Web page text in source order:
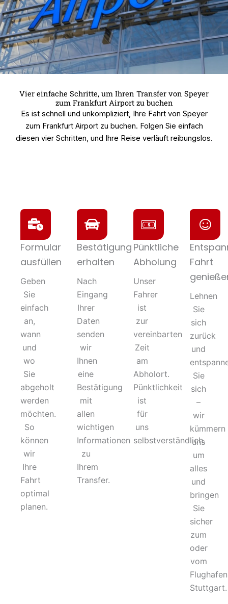
Vier einfache Schritte, um Ihren Transfer von Speyer
zum Frankfurt Airport zu buchen
Es ist schnell und unkompliziert, Ihre Fahrt von Speyer
zum Frankfurt Airport zu buchen. Folgen Sie einfach
diesen vier Schritten, und Ihre Reise verläuft reibungslos.
Formular
ausfüllen
Geben
Sie
einfach
an,
wann
und
wo
Sie
abgeholt
werden
möchten.
So
können
wir
Ihre
Fahrt
optimal
planen.
Bestätigung
erhalten
Nach
Eingang
Ihrer
Daten
senden
wir
Ihnen
eine
Bestätigung
mit
allen
wichtigen
Informationen
zu
Ihrem
Transfer.
Pünktliche
Abholung
Unser
Fahrer
ist
zur
vereinbarten
Zeit
am
Abholort.
Pünktlichkeit
ist
für
uns
selbstverständlich.
Fahrt
Lehnen
Sie
sich
zurück
und
Sie
sich
–
wir
kümmern
uns
um
alles
und
bringen
Sie
sicher
zum
oder
vom
Flughafen
Stuttgart.